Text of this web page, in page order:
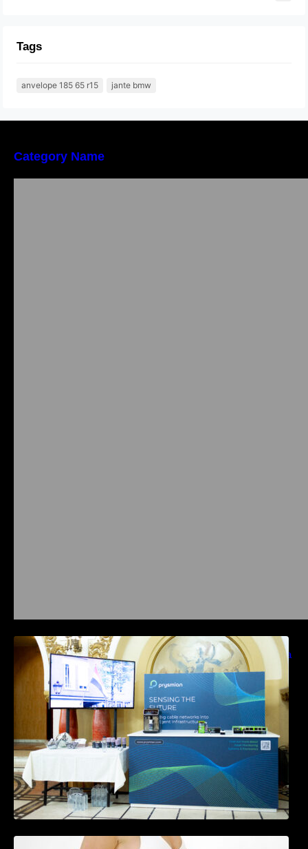
Tags
anvelope 185 65 r15 jante bmw
Category Name
Prysmian aduce la COMM26 tehnologii de
sensing si Digital Energy pentru monitorizarea
in timp real a infrastrucrutilor critice
Tratamentul Wegovy® generează o scădere